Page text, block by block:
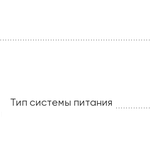
Тип системы питания